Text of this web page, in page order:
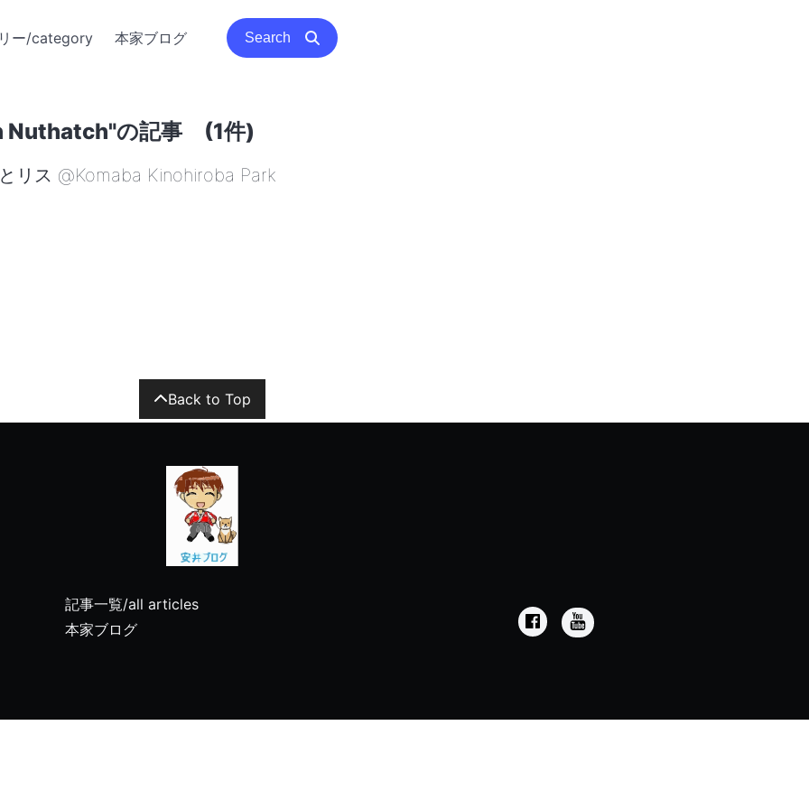
ー/category 本家ブログ Search
Nuthatch"の記事 (1件)
リス @Komaba Kinohiroba Park
Back to Top
記事一覧/all articles
本家ブログ